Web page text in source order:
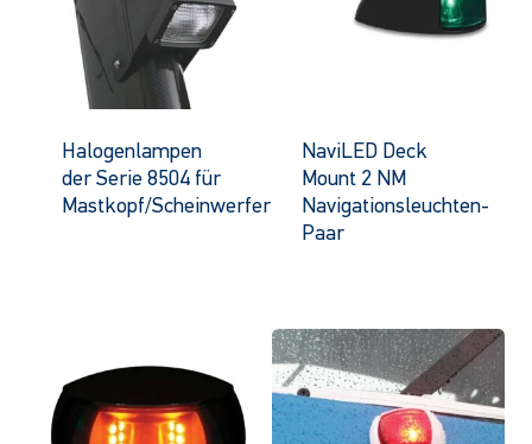
Halogenlampen
der Serie 8504 für
Mastkopf/Scheinwerfer
NaviLED Deck
Mount 2 NM
Navigationsleuchten-
Paar